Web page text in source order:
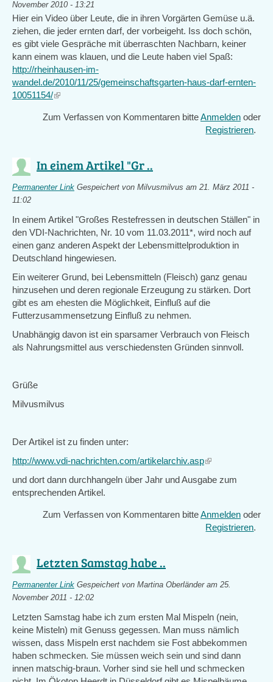
November 2010 - 13:21
Hier ein Video über Leute, die in ihren Vorgärten Gemüse u.ä.
ziehen, die jeder ernten darf, der vorbeigeht. Iss doch schön,
es gibt viele Gespräche mit überraschten Nachbarn, keiner
kann einem was klauen, und die Leute haben viel Spaß:
http://rheinhausen-im-
wandel.de/2010/11/25/gemeinschaftsgarten-haus-darf-ernten-
10051154/(link
external)
Zum Verfassen von Kommentaren bitteAnmelden oder
Registrieren.
In einem Artikel "Gr ..
Permanenter Link Gespeichert von Milvusmilvus am 21. März 2011 -
11:02
In einem Artikel "Großes Restefressen in deutschen Ställen" in
den VDI-Nachrichten, Nr. 10 vom 11.03.2011*, wird noch auf
einen ganz anderen Aspekt der Lebensmittelproduktion in
Deutschland hingewiesen.
Ein weiterer Grund, bei Lebensmitteln (Fleisch) ganz genau
hinzusehen und deren regionale Erzeugung zu stärken. Dort
gibt es am ehesten die Möglichkeit, Einfluß auf die
Futterzusammensetzung Einfluß zu nehmen.
Unabhängig davon ist ein sparsamer Verbrauch von Fleisch
als Nahrungsmittel aus verschiedensten Gründen sinnvoll.
Grüße
Milvusmilvus
Der Artikel ist zu finden unter:
http://www.vdi-nachrichten.com/artikelarchiv.asp(link
external)
und dort dann durchhangeln über Jahr und Ausgabe zum
entsprechenden Artikel.
Zum Verfassen von Kommentaren bitteAnmelden oder
Registrieren.
Letzten Samstag habe ..
Permanenter Link Gespeichert von Martina Oberländeram 25.
November 2011 - 12:02
Letzten Samstag habe ich zum ersten Mal Mispeln (nein,
keine Misteln) mit Genuss gegessen. Man muss nämlich
wissen, dass Mispeln erst nachdem sie Fost abbekommen
haben schmecken. Sie müssen weich sein und sind dann
innen matschig-braun. Vorher sind sie hell und schmecken